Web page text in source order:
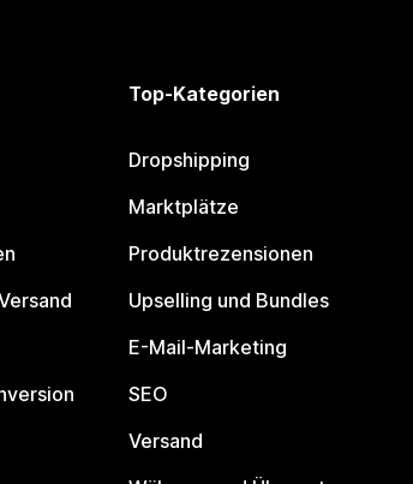
Top-Kategorien
Dropshipping
Marktplätze
Produktrezensionen
Upselling und Bundles
E-Mail-Marketing
SEO
Versand